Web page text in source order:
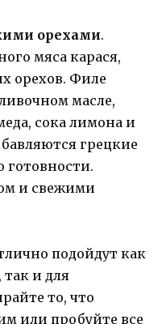
орехами.
мяса карася,
орехов. Филе
масле,
сока лимона и
грецкие
готовности.
и свежими
подойдут как
так и для
то, что
или пробуйте все